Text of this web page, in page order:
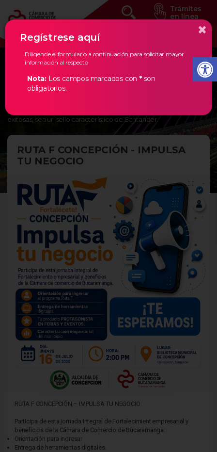
Trámites
en línea
Eventos Estratégicos
En la Cámara de Comercio de Bucaramanga, creemos en los
herramientas necesarias para que la creación de empresas
exitosas, sea un sello característico de Santander.
RUTA F CONCEPCIÓN - IMPULSA
TU NEGOCIO
RUTA F CONCEPCIÓN – IMPULSA TU NEGOCIO
Participa de esta jornada integral de Fortalecimient empresarial y
beneficios de la Cámara de Comercio de Bucaramanga.
Orientación para ingresar
Entrega de herramientas digitales.
×
Regístrese aquí
Diligencie el formulario a continuación para solicitar mayor
información al respecto
Nota: Los campos marcados con *son
obligatorios.